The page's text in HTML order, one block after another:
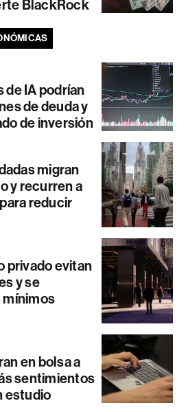
BlackRock
IA podrían
de deuda y
de inversión
migran
y recurren a
reducir
privado evitan
y se
mínimos
en bolsa a
sentimientos
estudio